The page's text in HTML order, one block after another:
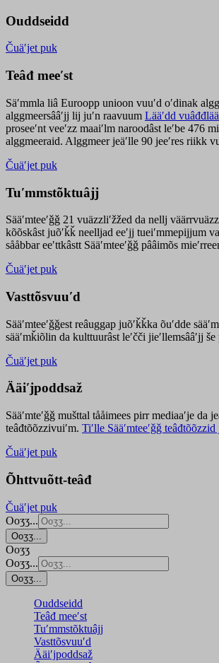
Ouddseidd
Čuäʹjet puk
Teâđ meeʹst
Säʹmmla liâ Euroopp unioon vuuʹd oʹdinak
alggmeersââʹjj lij juʹn raavuum Lääʹdd
proseeʹnt veeʹzz maaiʹlm naroodâst leʹbe 476
alggmeeraid. Alggmeer jeäʹlle 90 jeeʹres riikk
Čuäʹjet puk
Tuʹmmstõktuâjj
Sääʹmteeʹǧǧ 21 vuäzzliʹžžed da nellj
kõõskâst juõʹǩǩ neelljad eeʹjj tueiʹmmepijjum
sååbbar eeʹttkâstt Sääʹmteeʹǧǧ pââimõs
Čuäʹjet puk
Vasttõsvuuʹd
Sääʹmteeʹǧǧest reâuggap juõʹǩǩka õuʹdde
sääʹmǩiõlin da kulttuurâst leʹčči jieʹllemsââʹjj še
Čuäʹjet puk
Ääiʹjpoddsaž
Sääʹmteʹǧǧ mušttal tååimees pirr mediaaʹje da
teâđtõõzzivuiʹm. Tiʹlle Sääʹmteeʹǧǧ
Čuäʹjet puk
Õhttvuõtt-teâđ
Čuäʹjet puk
Ooʒʒ...
Ooʒʒ...
Ooʒʒ
Ooʒʒ...
Ooʒʒ...
Ouddseidd
Teâđ meeʹst
Tuʹmmstõktuâjj
Vasttõsvuuʹd
Ääiʹjpoddsaž